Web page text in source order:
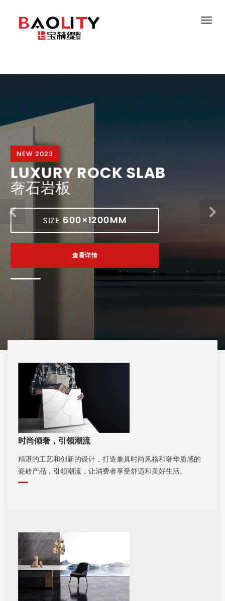
LUXURY ROCK SLAB
NEW 2023
奢石岩板
SIZE 600×1200MM
查看详情
600×1200MM
时尚倾奢，引领潮流
精湛的工艺和创新的设计，打造兼具时尚风格和奢华质感的
瓷砖产品，引领潮流，让消费者享受舒适和美好生活。